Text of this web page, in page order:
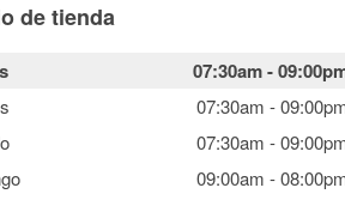
de tienda
07:30am-
07:30am -
07:30am -
09:00am -